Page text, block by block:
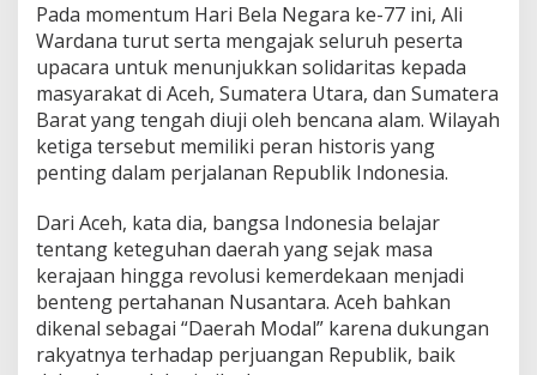
Pada momentum Hari Bela Negara ke-77 ini, Ali
Wardana turut serta mengajak seluruh peserta
upacara untuk menunjukkan solidaritas kepada
masyarakat di Aceh, Sumatera Utara, dan Sumatera
Barat yang tengah diuji oleh bencana alam. Wilayah
ketiga tersebut memiliki peran historis yang
penting dalam perjalanan Republik Indonesia.
Dari Aceh, kata dia, bangsa Indonesia belajar
tentang keteguhan daerah yang sejak masa
kerajaan hingga revolusi kemerdekaan menjadi
benteng pertahanan Nusantara. Aceh bahkan
dikenal sebagai “Daerah Modal” karena dukungan
rakyatnya terhadap perjuangan Republik, baik